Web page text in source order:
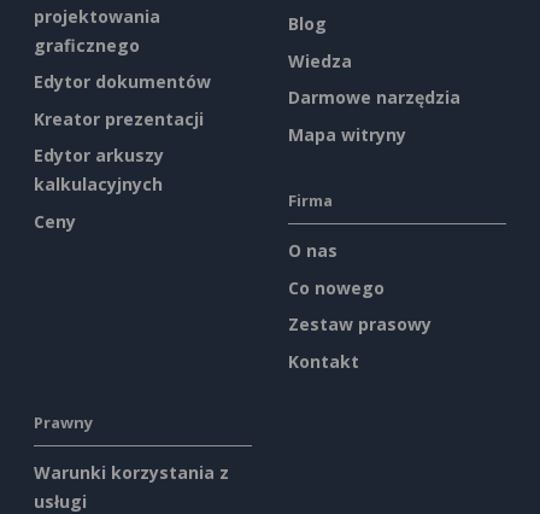
projektowania
graficznego
Edytor dokumentów
Kreator prezentacji
Edytor arkuszy
kalkulacyjnych
Ceny
Blog
Wiedza
Darmowe narzędzia
Mapa witryny
Firma
O nas
Co nowego
Zestaw prasowy
Kontakt
Prawny
Warunki korzystania z
usługi